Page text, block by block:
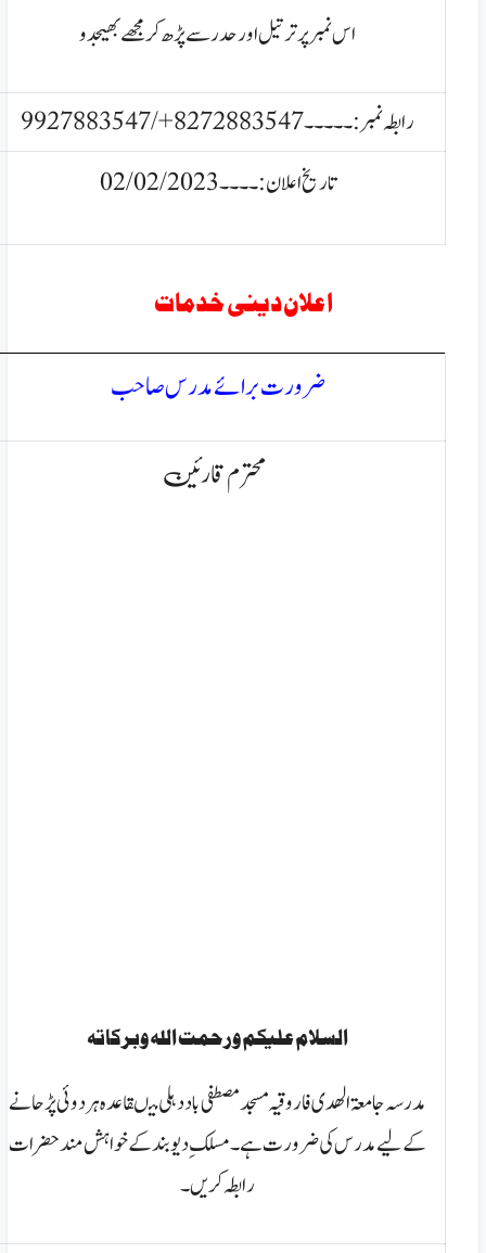
اس نمبر پر ترتیل اور حدر سےپڑھ کر مجھے بھیجدو
رابطہ نمبر:۔۔۔۔۔8272883547
+/
9927883547
تاریخ اعلان:۔۔۔۔02/02/2023
اعلان دینی خدمات
ضرورت برائے مدرس صاحب
محترم قارئین
السلام عليكم ورحمت الله وبركاتہ
مدرسہ جامعۃ الھدی فاروقیہ مسجد مصطفی باد دہلی میںقاعدہ ہردوئی پڑحانے
کے لیے مدرس کی ضرورت ہے ۔ مسلکِ دیوبندکےخواہش مند حضرات
رابطہ کریں۔